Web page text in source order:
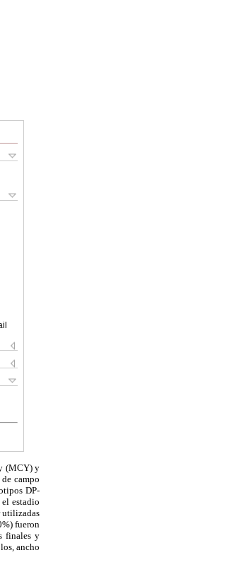
(MCY) y
campo
DP-
estadio
utilizadas
fueron
finales y
ancho